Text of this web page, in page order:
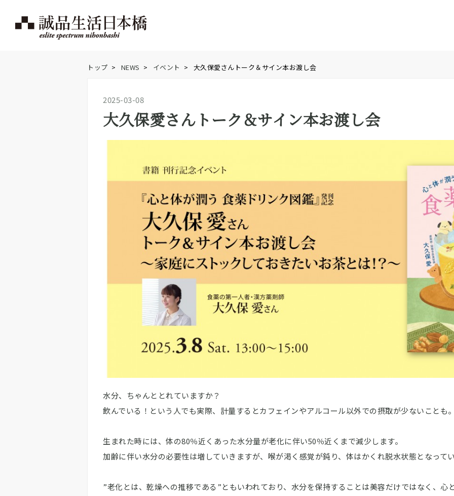
トップ > NEWS > イベント > 大久保愛さんトーク＆サイン本お渡し会
2025-03-08
大久保愛さんトーク＆サイン本お渡し会
水分、ちゃんととれていますか？
飲んでいる！という人でも実際、計量するとカフェインやアルコール以外での摂取が少ないことも
生まれた時には、体の80％近くあった水分量が老化に伴い50％近くまで減少します。
加齢に伴い水分の必要性は増していきますが、喉が渇く感覚が鈍り、体はかくれ脱水状態となって
”老化とは、乾燥への推移である”ともいわれており、水分を保持することは美容だけではなく、心